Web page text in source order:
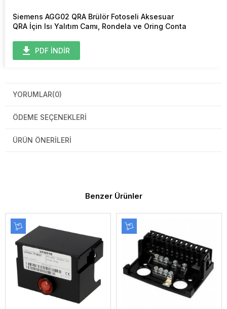
Siemens AGG02 QRA Brülör Fotoseli Aksesuar
QRA İçin Isı Yalıtım Camı, Rondela ve Oring Conta
PDF İNDİR
YORUMLAR(0)
ÖDEME SEÇENEKLERI
ÜRÜN ÖNERILERI
Benzer Ürünler